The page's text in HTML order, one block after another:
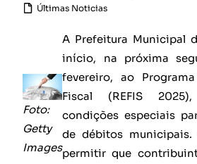
Últimas Noticias
Foto:
Getty
Images
A Prefeitura Municipal
início, na próxima
fevereiro, ao
Fiscal (REFIS
condições especiais
de débitos municipais.
permitir que